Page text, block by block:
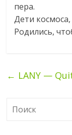
пера.
Дети космоса,
Родились,
← LANY —